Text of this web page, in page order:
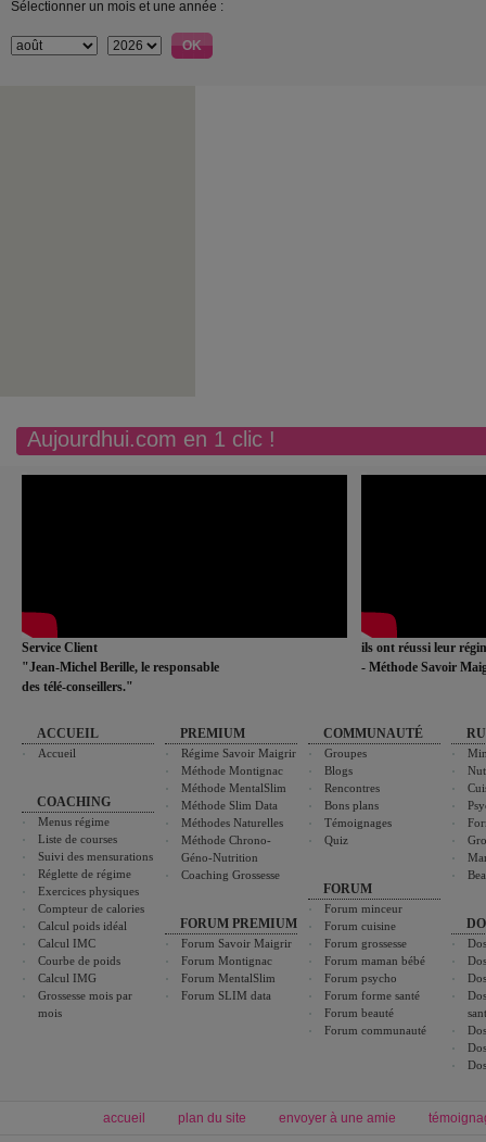
Sélectionner un mois et une année :
Aujourdhui.com en 1 clic !
Service Client
"Jean-Michel Berille, le responsable
des télé-conseillers."
ils ont réussi leur
- Méthode Savoir
ACCUEIL
Accueil
COACHING
Menus régime
Liste de courses
Suivi des mensurations
Réglette de régime
Exercices physiques
Compteur de calories
Calcul poids idéal
Calcul IMC
Courbe de poids
Calcul IMG
Grossesse mois par
mois
PREMIUM
Régime Savoir Maigrir
Méthode Montignac
Méthode MentalSlim
Méthode Slim Data
Méthodes Naturelles
Méthode Chrono-
Géno-Nutrition
Coaching Grossesse
FORUM PREMIUM
Forum Savoir Maigrir
Forum Montignac
Forum MentalSlim
Forum SLIM data
COMMUNAUTÉ
Groupes
Blogs
Rencontres
Bons plans
Témoignages
Quiz
FORUM
Forum minceur
Forum cuisine
Forum grossesse
Forum maman bébé
Forum psycho
Forum forme santé
Forum beauté
Forum communauté
accueil plan du site envoyer à une amie